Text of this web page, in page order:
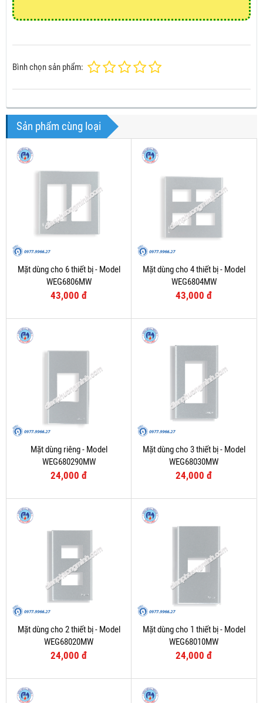
Bình chọn sản phẩm:
Sản phẩm cùng loại
Mặt dùng cho 6 thiết bị - Model
WEG6806MW
43,000 đ
Mặt dùng cho 4 thiết bị - Model
WEG6804MW
43,000 đ
Mặt dùng riêng - Model
WEG680290MW
24,000 đ
Mặt dùng cho 3 thiết bị - Model
WEG68030MW
24,000 đ
Mặt dùng cho 2 thiết bị - Model
WEG68020MW
24,000 đ
Mặt dùng cho 1 thiết bị - Model
WEG68010MW
24,000 đ